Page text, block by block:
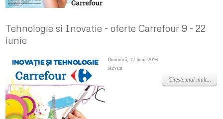
Tehnologie si Inovatie - oferte Carrefour 9 - 22
iunie
Duminică, 12 Iunie 2016
steven
Citeşte mai mult...